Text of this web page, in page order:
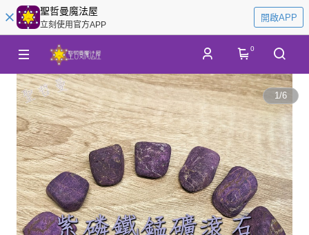
聖哲曼魔法屋
立刻使用官方APP
開啟APP
0
1/6